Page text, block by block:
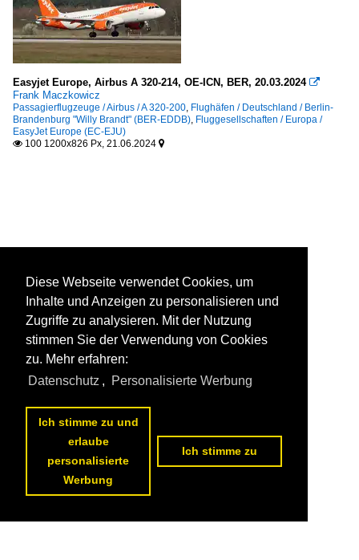
Easyjet Europe, Airbus A 320-214, OE-ICN, BER, 20.03.2024 
Frank Maczkowicz
Passagierflugzeuge / Airbus / A 320-200 Flughäfen / Deutschland / Berlin-
Brandenburg "Willy Brandt" (BER-EDDB) Fluggesellschaften / Europa /
EasyJet Europe (EC-EJU)
 100 1200x826 Px, 21.06.2024 
Diese Webseite verwendet Cookies, um
Inhalte und Anzeigen zu personalisieren und
Zugriffe zu analysieren. Mit der Nutzung
stimmen Sie der Verwendung von Cookies
zu. Mehr erfahren:
Datenschutz , Personalisierte Werbung
Ich stimme zu und
erlaube
personalisierte
Werbung
Ich stimme zu